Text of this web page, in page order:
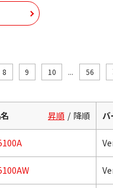
8 9 10 ... 56
昇順 降順